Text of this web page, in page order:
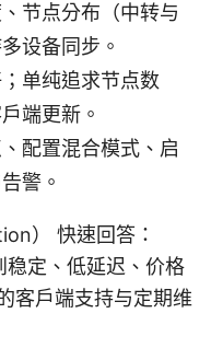
节点分布（中转与
设备同步。
单纯追求节点数
端更新。
配置混合模式、启
警。
） 快速回答：
定、低延迟、价格
客户端支持与定期维